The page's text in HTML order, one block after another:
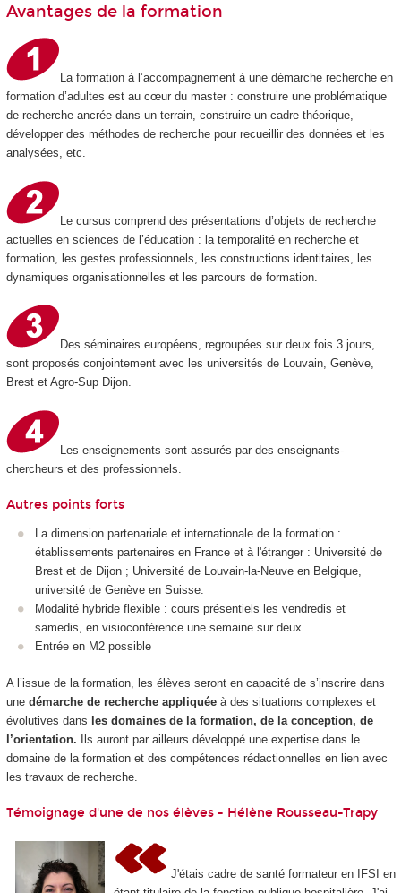
Avantages de la formation
La formation à l’accompagnement à une démarche recherche en
formation d’adultes est au cœur du master : construire une problématique
de recherche ancrée dans un terrain, construire un cadre théorique,
développer des méthodes de recherche pour recueillir des données et les
analysées, etc.
Le cursus comprend des présentations d’objets de recherche
actuelles en sciences de l’éducation : la temporalité en recherche et
formation, les gestes professionnels, les constructions identitaires, les
dynamiques organisationnelles et les parcours de formation.
Des séminaires européens, regroupées sur deux fois 3 jours,
sont proposés conjointement avec les universités de Louvain, Genève,
Brest et Agro-Sup Dijon.
Les enseignements sont assurés par des enseignants-
chercheurs et des professionnels.
Autres points forts
La dimension partenariale et internationale de la formation :
établissements partenaires en France et à l'étranger : Université de
Brest et de Dijon ; Université de Louvain-la-Neuve en Belgique,
université de Genève en Suisse.
Modalité hybride flexible : cours présentiels les vendredis et
samedis, en visioconférence une semaine sur deux.
Entrée en M2 possible
A l’issue de la formation, les élèves seront en capacité de s’inscrire dans
unedémarche de recherche appliquéeà des situations complexes et
évolutives dans les domaines de la formation, de la conception, de
l’orientation. Ils auront par ailleurs développé une expertise dans le
domaine de la formation et des compétences rédactionnelles en lien avec
les travaux de recherche.
Témoignage d'une de nos élèves - Hélène Rousseau-Trapy
J'étais cadre de santé formateur en IFSI en